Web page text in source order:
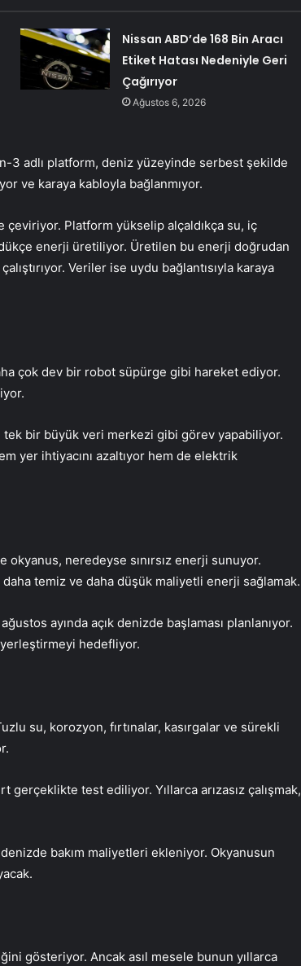
Nissan ABD’de 168 Bin Aracı
Etiket Hatası Nedeniyle Geri
Çağırıyor
Ağustos 6, 2026
3 adlı platform, deniz yüzeyinde serbest şekilde
ve karaya kabloyla bağlanmıyor.
çeviriyor. Platform yükselip alçaldıkça su, iç
enerji üretiliyor. Üretilen bu enerji doğrudan
Veriler ise uydu bağlantısıyla karaya
çok dev bir robot süpürge gibi hareket ediyor.
tek bir büyük veri merkezi gibi görev yapabiliyor.
yer ihtiyacını azaltıyor hem de elektrik
okyanus, neredeyse sınırsız enerji sunuyor.
temiz ve daha düşük maliyetli enerji sağlamak.
ayında açık denizde başlaması planlanıyor.
hedefliyor.
su, korozyon, fırtınalar, kasırgalar ve sürekli
test ediliyor. Yıllarca arızasız çalışmak,
bakım maliyetleri ekleniyor. Okyanusun
gösteriyor. Ancak asıl mesele bunun yıllarca